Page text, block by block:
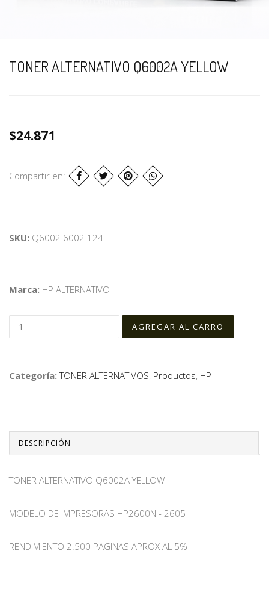
TONER ALTERNATIVO Q6002A YELLOW
$24.871
Compartir en:
SKU: Q6002 6002 124
Marca: HP ALTERNATIVO
Categoría:TONER ALTERNATIVOS, Productos, HP
DESCRIPCIÓN
TONER ALTERNATIVO Q6002A YELLOW
MODELO DE IMPRESORAS HP2600N - 2605
RENDIMIENTO 2.500 PAGINAS APROX AL 5%